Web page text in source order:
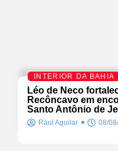
INTERIOR DA BAHIA
Léo de Neco
Recôncavo em
Santo Antônio de
Raul Aguilar 08/